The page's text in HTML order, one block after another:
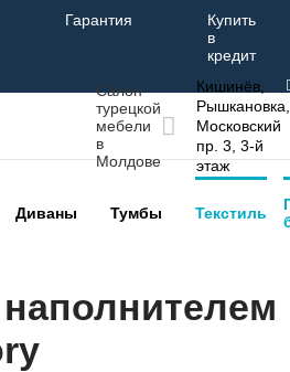
Гарантия
Купить
в
кредит
Салон
турецкой
мебели
в
Молдове
Кишинёв,
Рышкановка,
Московский
пр. 3, 3-й
этаж
Диваны Тумбы Текстиль